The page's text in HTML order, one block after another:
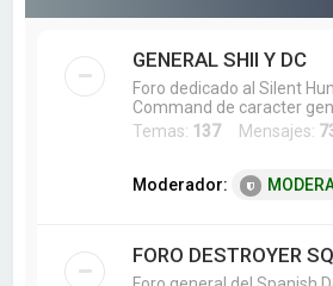
GENERAL SHII Y DC
Foro dedicado al Silent
Command de caracter
Temas: 137Mensajes:
Moderador:
FORO DESTROYER